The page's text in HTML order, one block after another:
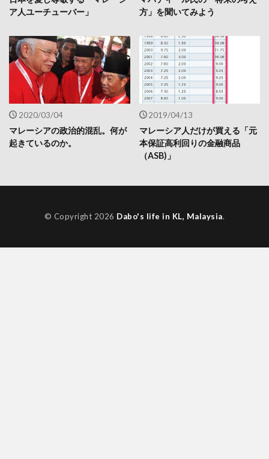
ア人ユーチューバー」
方」を聞いてみよう
2020/03/04
マレーシアの政治的混乱。何が
起きているのか。
2019/04/13
マレーシア人だけが買える「元
本保証高利回りの金融商品
（ASB)」
© Copyright 2026 Dabo's life in KL, Malaysia.